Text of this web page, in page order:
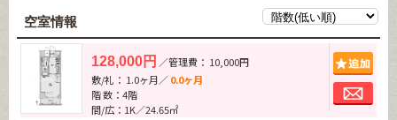
空室情報
128,000円 ／管理費： 10,000円
敷/礼： 1.0ヶ月／0.0ヶ月
階 数：4階
間/広：1K／24.65㎡